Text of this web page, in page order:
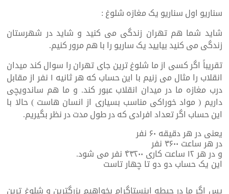
سناریو اول سناریو یک مغازه شلوغ :
شاید شما هم تهران زندگی می کنید و شاید در شهرستان
زندگی می کنید بیایید یک ساریو را با هم مرور کنیم.
تقریباً اگر کسی از ما شلوغ ترین جای تهران را سوال کند میدان
انقلاب را مثال می زنیم با این حساب که هر ثانیه ۱ نفر از مقابل
درب مغازه ما در میدان انقلاب عبور کند. و ما هم ساندویچی
داریم ( مواد خوراکی مناسب بسیاری از انسان هاست ) حالا با
این حساب اگر تعداد افرادی که در طول مدت در نظر بگیریم.
یعنی در هر دقیقه ۶۰ نفر
در هر ساعت ۳۶۰۰ نفر
و در هر ۱۲ ساعت کاری ۴۳۲۰۰ نفر می شود.
این یک حساب دو دو تا چهار تاست
پس اگر ما در حیطه اینستاگرام بخواهیم بزرگترین و شلوغ ترین